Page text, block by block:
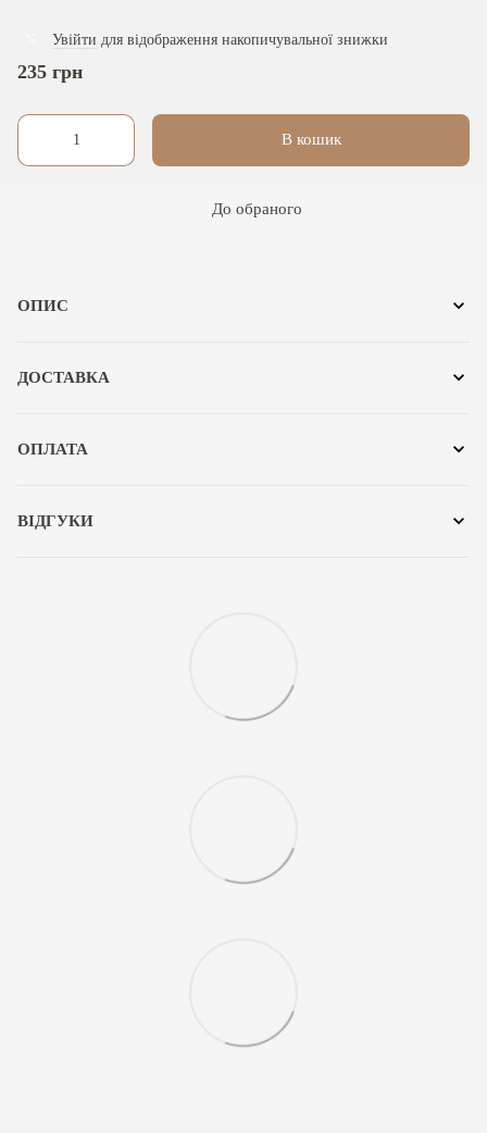
235 грн
В кошик
Увійти для відображення накопичувальної знижки
До обраного
ОПИС
ДОСТАВКА
ОПЛАТА
ВІДГУКИ